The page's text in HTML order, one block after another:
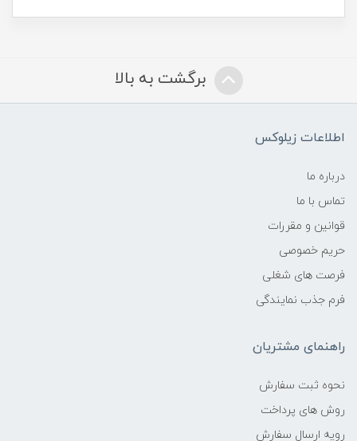
برگشت به بالا
اطلاعات زیلوکس
درباره ما
تماس با ما
قوانین و مقررات
حریم خصوصی
فرصت های شغلی
فرم جذب نمایندگی
راهنمای مشتریان
نحوه ثبت سفارش
روش های پرداخت
رویه ارسال سفارش